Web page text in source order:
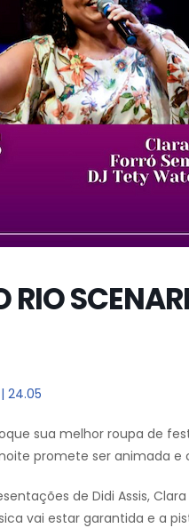
RIO
| 24.05
sua melhor roupa de
promete ser animada e
de Didi Assis,
vai estar garantida e a